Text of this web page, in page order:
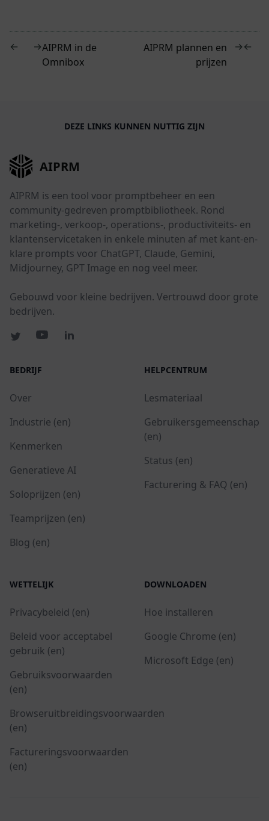
← →AIPRM in de
Omnibox
AIPRM plannen en
prijzen
→←
DEZE LINKS KUNNEN NUTTIG ZIJN
AIPRM
AIPRM is een tool voor promptbeheer en een
community-gedreven promptbibliotheek. Rond
marketing-, verkoop-, operations-, productiviteits- en
klantenservicetaken in enkele minuten af met kant-en-
klare prompts voor ChatGPT, Claude, Gemini,
Midjourney, GPT Image en nog veel meer.
Gebouwd voor kleine bedrijven. Vertrouwd door grote
bedrijven.
BEDRIJF
Over
Industrie (en)
Kenmerken
Generatieve AI
Soloprijzen (en)
Teamprijzen (en)
Blog (en)
HELPCENTRUM
Lesmateriaal
Gebruikersgemeenschap
(en)
Status (en)
Facturering & FAQ (en)
WETTELIJK
Privacybeleid (en)
Beleid voor acceptabel
gebruik (en)
Gebruiksvoorwaarden
(en)
Browseruitbreidingsvoorwaarden
(en)
Factureringsvoorwaarden
(en)
DOWNLOADEN
Hoe installeren
Google Chrome (en)
Microsoft Edge (en)